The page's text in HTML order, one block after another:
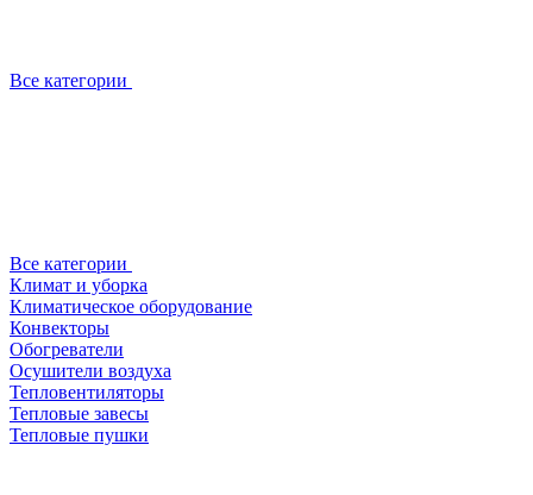
Все категории
Все категории
Климат и уборка
Климатическое оборудование
Конвекторы
Обогреватели
Осушители воздуха
Тепловентиляторы
Тепловые завесы
Тепловые пушки